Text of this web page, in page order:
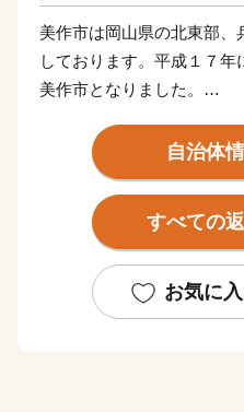
美作市は岡山県の北東部、
しております。平成１７
美作市となりました。
蔵の生誕地、F１開催実績
女子サッカーチームの岡
「スポーツといで湯のま
ジビエ料理があります。
もち麦やえごまといった
自治体
すべての
お気に